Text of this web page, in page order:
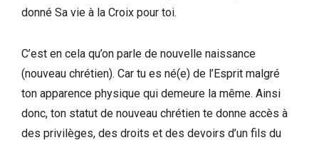
donné Sa vie à la Croix pour toi.
C’est en cela qu’on parle de nouvelle naissance
(nouveau chrétien). Car tu es né(e) de l’Esprit malgré
ton apparence physique qui demeure la même. Ainsi
donc, ton statut de nouveau chrétien te donne accès à
des privilèges, des droits et des devoirs d’un fils du